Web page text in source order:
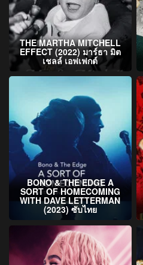
THE MARTHA MITCHELL
EFFECT (2022) มาร์ธา มิต
เชลล์ เอฟเฟกต์
BONO & THE EDGE A
SORT OF HOMECOMING
WITH DAVE LETTERMAN
(2023) ซับไทย